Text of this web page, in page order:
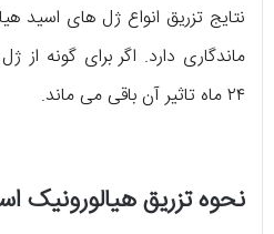
ماندگاری دارد. اگر برای گونه از
۲۴ ماه تاثیر آن باقی می ماند.
نحوه تزریق هیالورونیک